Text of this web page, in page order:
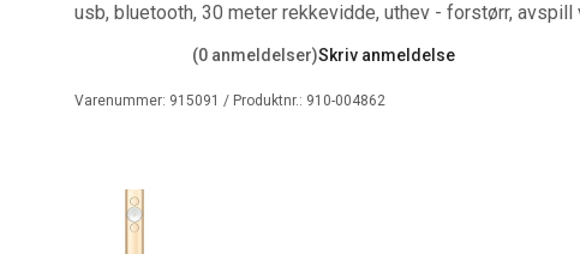
usb, bluetooth, 30 meter rekkevidde, uthev - forstørr, avspill
(0 anmeldelser)Skriv anmeldelse
Varenummer: 915091 / Produktnr.: 910-004862